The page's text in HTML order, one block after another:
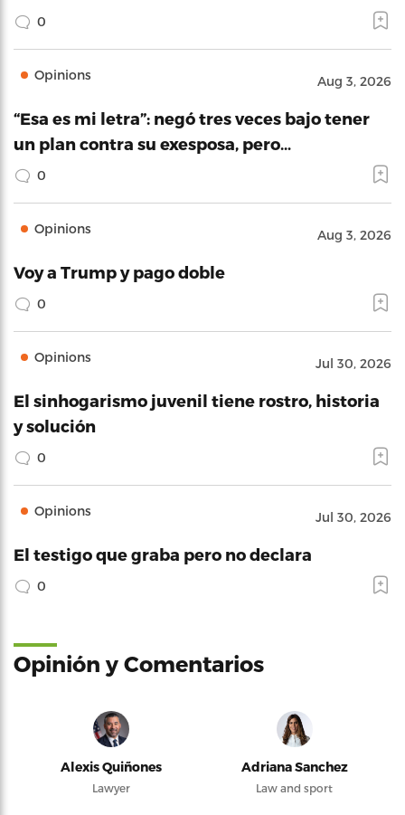
0
Opinions Aug 3, 2026
“Esa es mi letra”: negó tres veces bajo tener
un plan contra su exesposa, pero…
0
Opinions Aug 3, 2026
Voy a Trump y pago doble
0
Opinions Jul 30, 2026
El sinhogarismo juvenil tiene rostro, historia
y solución
0
Opinions Jul 30, 2026
El testigo que graba pero no declara
0
Opinión y Comentarios
Alexis Quiñones
Lawyer
Adriana Sanchez
Law and sport